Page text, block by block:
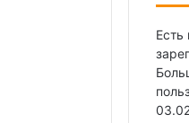
Есть